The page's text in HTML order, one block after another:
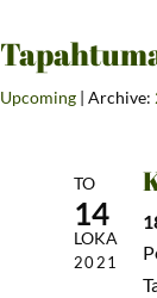
Upcoming| Archive:
TO
14
LOKA
2021